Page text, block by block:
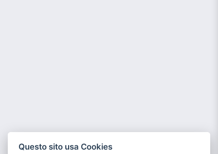
Questo sito usa Cookies